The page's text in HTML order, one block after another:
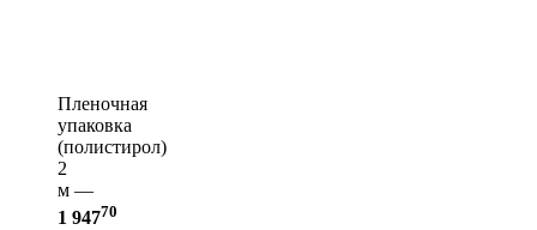
Пленочная
упаковка
(полистирол)
2
м —
1 94770